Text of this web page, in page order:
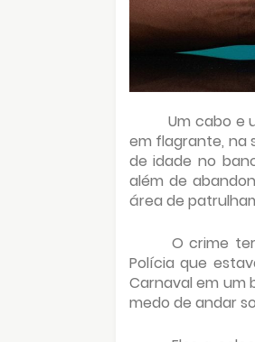
Um cabo e
em flagrante, na
de idade no
além de
área de
O crime
Polícia que
Carnaval em um
medo de andar